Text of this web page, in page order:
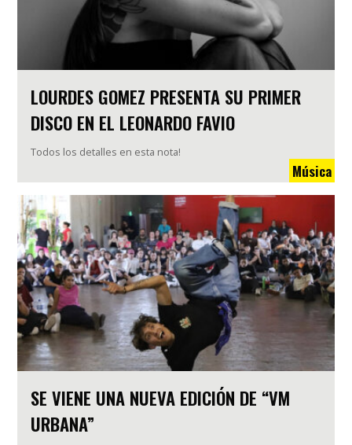
LOURDES GOMEZ PRESENTA SU PRIMER
DISCO EN EL LEONARDO FAVIO
Todos los detalles en esta nota!
Música
SE VIENE UNA NUEVA EDICIÓN DE “VM
URBANA”